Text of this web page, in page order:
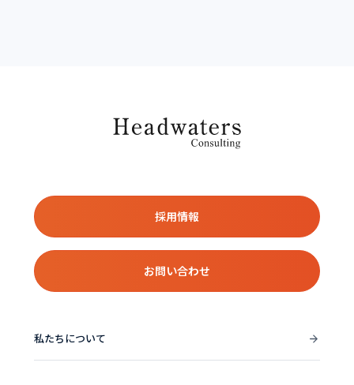
私たちについて
採用情報
お問い合わせ